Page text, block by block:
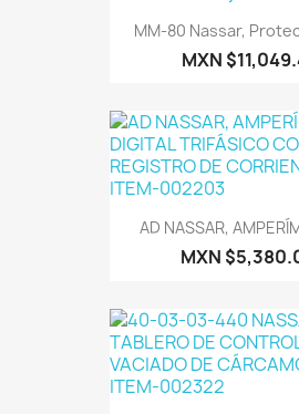
MM-80 Nassar,
MXN
AD NASSAR,
MXN